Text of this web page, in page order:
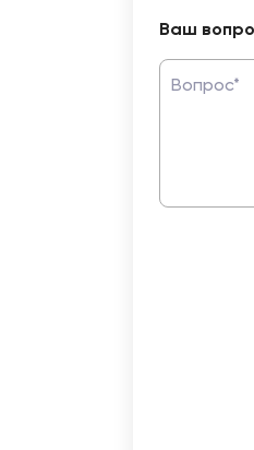
Ваш
Вопрос*